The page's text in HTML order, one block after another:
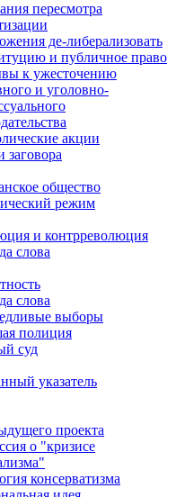
пересмотра
де-либерализовать
и публичное право
к ужесточению
и уголовно-
акции
заговора
общество
режим
и контрреволюция
слова
слова
выборы
полиция
суд
указатель
проекта
о "кризисе
консерватизма